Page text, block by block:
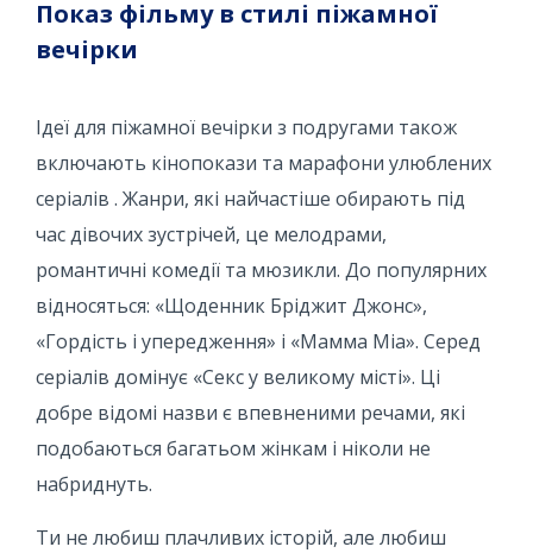
Показ фільму в стилі піжамної
вечірки
Ідеї ​​для піжамної вечірки з подругами також
включають кінопокази та марафони улюблених
серіалів . Жанри, які найчастіше обирають під
час дівочих зустрічей, це мелодрами,
романтичні комедії та мюзикли. До популярних
відносяться: «Щоденник Бріджит Джонс»,
«Гордість і упередження» і «Мамма Міа». Серед
серіалів домінує «Секс у великому місті». Ці
добре відомі назви є впевненими речами, які
подобаються багатьом жінкам і ніколи не
набриднуть.
Ти не любиш плачливих історій, але любиш